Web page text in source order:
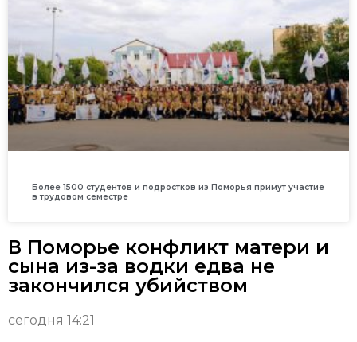
Более 1500 студентов и подростков из Поморья примут участие
в трудовом семестре
В Поморье конфликт матери и
сына из-за водки едва не
закончился убийством
сегодня 14:21